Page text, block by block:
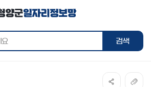
통합검색